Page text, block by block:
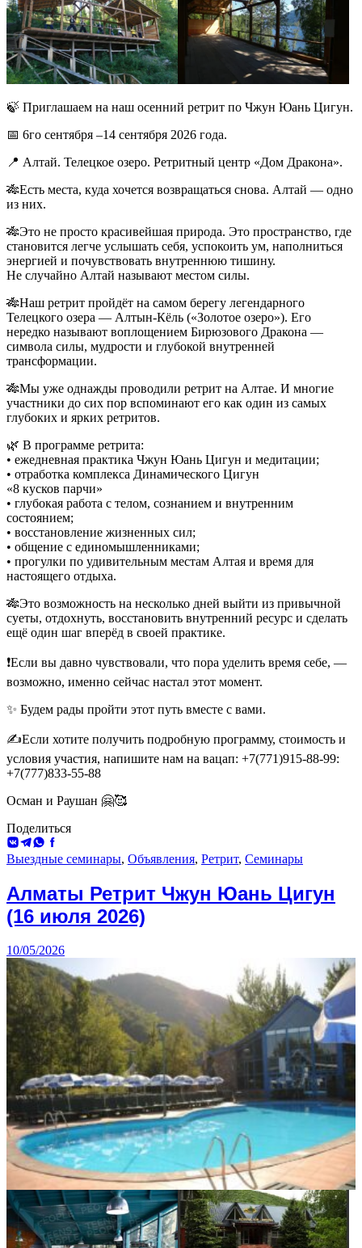
🍃 Приглашаем на наш осенний ретрит по Чжун Юань Цигун.
📅 6го сентября –14 сентября 2026 года.
📍 Алтай. Телецкое озеро. Ретритный центр «Дом Дракона».
🎋Есть места, куда хочется возвращаться снова. Алтай — одно
из них.
🎋Это не просто красивейшая природа. Это пространство, где
становится легче услышать себя, успокоить ум, наполниться
энергией и почувствовать внутреннюю тишину.
Не случайно Алтай называют местом силы.
🎋Наш ретрит пройдёт на самом берегу легендарного
Телецкого озера — Алтын-Кёль («Золотое озеро»). Его
нередко называют воплощением Бирюзового Дракона —
символа силы, мудрости и глубокой внутренней
трансформации.
🎋Мы уже однажды проводили ретрит на Алтае. И многие
участники до сих пор вспоминают его как один из самых
глубоких и ярких ретритов.
🌿 В программе ретрита:
• ежедневная практика Чжун Юань Цигун и медитации;
• ⁠отработка комплекса Динамического Цигун
«8 кусков парчи»
• ⁠глубокая работа с телом, сознанием и внутренним
состоянием;
• восстановление жизненных сил;
• общение с единомышленниками;
• прогулки по удивительным местам Алтая и время для
настоящего отдыха.
🎋Это возможность на несколько дней выйти из привычной
суеты, отдохнуть, восстановить внутренний ресурс и сделать
ещё один шаг вперёд в своей практике.
❗️Если вы давно чувствовали, что пора уделить время себе, —
возможно, именно сейчас настал этот момент.
✨ Будем рады пройти этот путь вместе с вами.
✍️Если хотите получить подробную программу, стоимость и
условия участия, напишите нам на вацап: +7(771)915-88-99:
+7(777)833-55-88
Осман и Раушан 🤗🥰
Поделиться
ВКонтакте
Telegram
WhatsApp
Facebook
Выездные семинары, Объявления, Ретрит, Семинары
Алматы Ретрит Чжун Юань Цигун
(16 июля 2026)
10/05/2026